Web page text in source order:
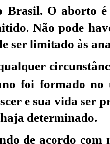
Brasil. O aborto
Não pode
ser limitado às
foi formado
e sua vida ser
determinado.
de acordo